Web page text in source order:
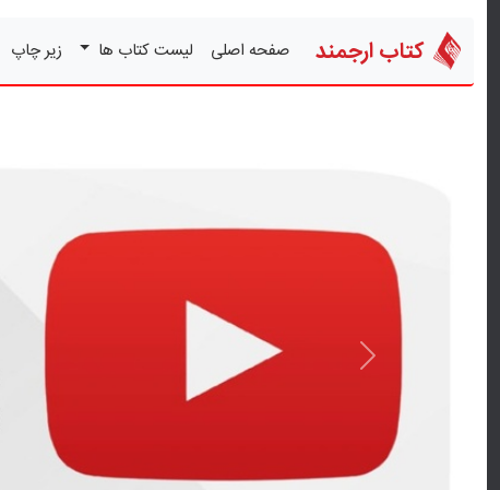
کتاب ارجمند صفحه اصلی لیست کتاب ها زیر چاپ
قبلی